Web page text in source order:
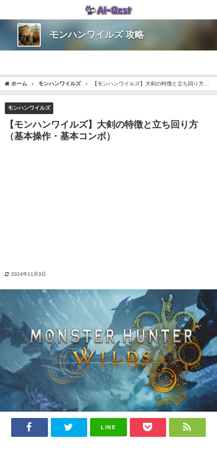
モンハンワイルズ 攻略
ホーム モンハンワイルズ
【モンハンワイルズ】大剣の特徴と立ち回り方
（基本操作・基本コンボ）
モンハンワイルズ
【モンハンワイルズ】大剣の特徴と立ち回り方
（基本操作・基本コンボ）
2024年11月3日
LINE